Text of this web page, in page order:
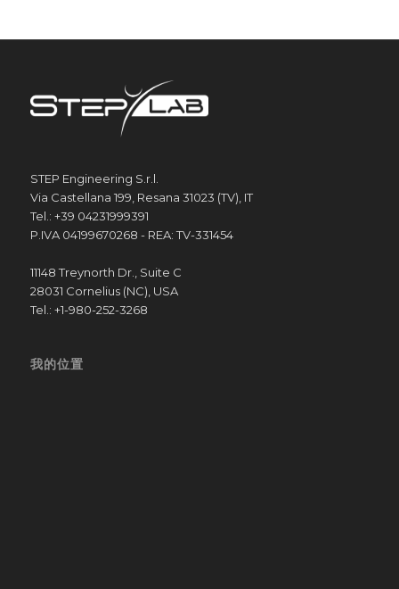
STEP Engineering S.r.l.
Via Castellana 199, Resana 31023 (TV), IT
Tel.: +39 04231999391
P.IVA 04199670268 - REA: TV-331454
11148 Treynorth Dr., Suite C
28031 Cornelius (NC), USA
Tel.: +1-980-252-3268
我的位置